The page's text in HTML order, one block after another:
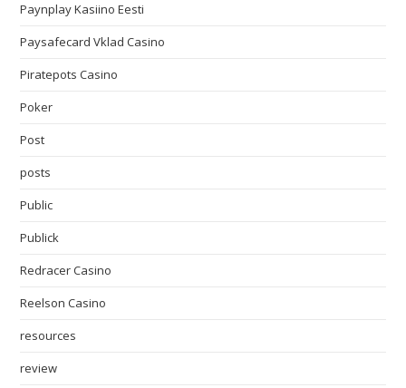
Paynplay Kasiino Eesti
Paysafecard Vklad Casino
Piratepots Casino
Poker
Post
posts
Public
Publick
Redracer Casino
Reelson Casino
resources
review